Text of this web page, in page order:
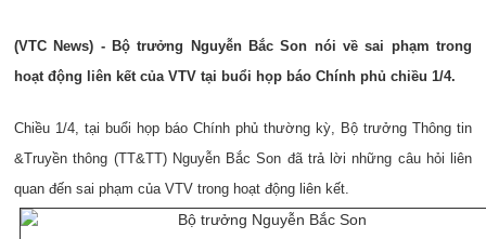
(VTC News) - Bộ trưởng Nguyễn Bắc Son nói về sai phạm trong
hoạt động liên kết của VTV tại buổi họp báo Chính phủ chiều 1/4.
Chiều 1/4, tại buổi họp báo Chính phủ thường kỳ, Bộ trưởng Thông tin
&Truyền thông (TT&TT) Nguyễn Bắc Son đã trả lời những câu hỏi liên
quan đến sai phạm của VTV trong hoạt động liên kết.